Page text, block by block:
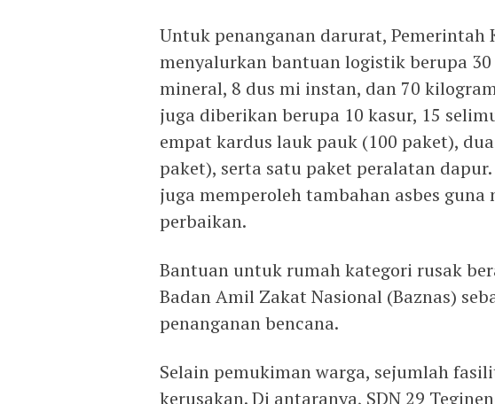
Untuk penanganan darurat, Pemerintah
menyalurkan bantuan logistik berupa 30
mineral, 8 dus mi instan, dan 70
juga diberikan berupa 10 kasur, 15
empat kardus lauk pauk (100 paket),
paket), serta satu paket peralatan
juga memperoleh tambahan asbes guna
perbaikan.
Bantuan untuk rumah kategori rusak
Badan Amil Zakat Nasional (Baznas)
penanganan bencana.
Selain pemukiman warga, sejumlah
kerusakan. Di antaranya, SDN 29